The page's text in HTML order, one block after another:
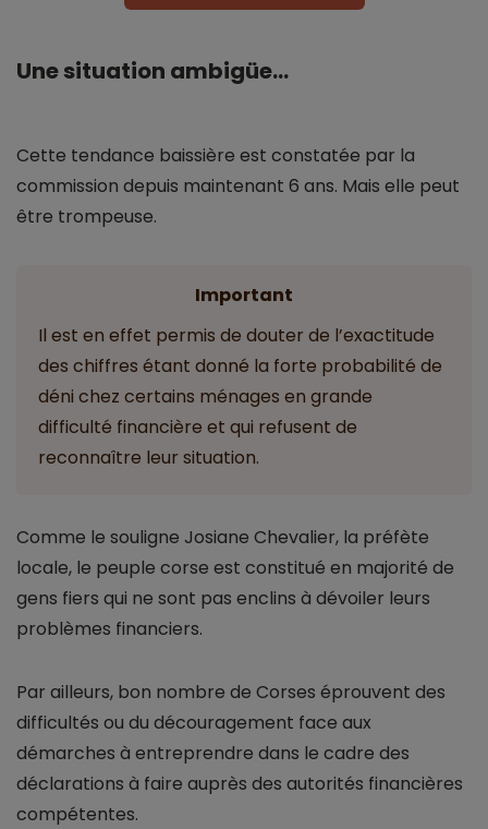
Une situation ambigüe...
Cette tendance baissière est constatée par la
commission depuis maintenant 6 ans. Mais elle peut
être trompeuse.
Important
Il est en effet permis de douter de l’exactitude
des chiffres étant donné la forte probabilité de
déni chez certains ménages en grande
difficulté financière et qui refusent de
reconnaître leur situation.
Comme le souligne Josiane Chevalier, la préfète
locale, le peuple corse est constitué en majorité de
gens fiers qui ne sont pas enclins à dévoiler leurs
problèmes financiers.
Par ailleurs, bon nombre de Corses éprouvent des
difficultés ou du découragement face aux
démarches à entreprendre dans le cadre des
déclarations à faire auprès des autorités financières
compétentes.